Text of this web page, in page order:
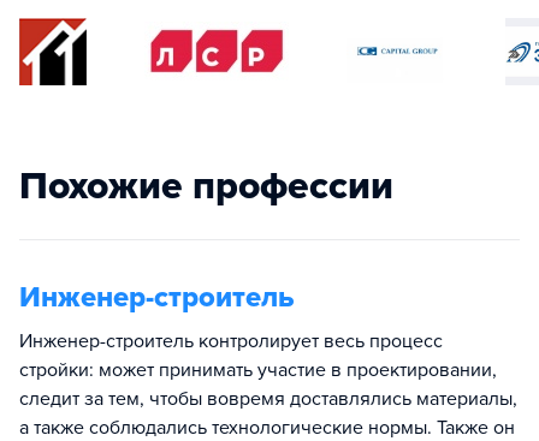
Похожие профессии
Инженер-строитель
Инженер-строитель контролирует весь процесс
стройки: может принимать участие в проектировании,
следит за тем, чтобы вовремя доставлялись материалы,
а также соблюдались технологические нормы. Также он